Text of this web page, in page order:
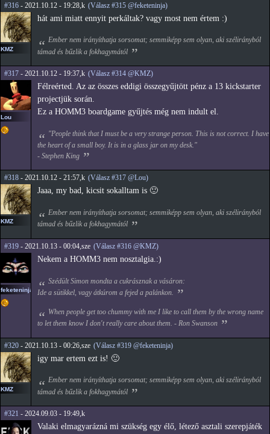
#316 - 2021.10.12 - 19:28,k (Válasz #315 @feketeninja)
KMZ
hát ami miatt ennyit perkáltak? vagy most nem értem :)
Ember nem irányíthatja sorsomat; semmiképp sem olyan, aki szélirányból
támad és bűzlik a fokhagymától
#317 - 2021.10.12 - 19:37,k (Válasz #314 @KMZ)
Lou
Félreérted. Az az összes eddigi összegyűjtött pénz a 13 kickstarter
projectjük során.
Ez a HOMM3 boardgame gyűjtés még nem indult el.
"People think that I must be a very strange person. This is not correct. I have
the heart of a small boy. It is in a glass jar on my desk."
- Stephen King
#318 - 2021.10.12 - 21:57,k (Válasz #317 @Lou)
KMZ
Jaaa, my bad, kicsit sokalltam is 🙂
Ember nem irányíthatja sorsomat; semmiképp sem olyan, aki szélirányból
támad és bűzlik a fokhagymától
#319 - 2021.10.13 - 00:04,sze (Válasz #316 @KMZ)
feketeninja
Nekem a HOMM3 nem nosztalgia.:)
Szédült Simon mondta a cukrásznak a vásáron:
Ide a sütikkel, vagy átkúrom a fejed a palánkon.
When people get too chummy with me I like to call them by the wrong name
to let them know I don't really care about them. - Ron Swanson
#320 - 2021.10.13 - 00:26,sze (Válasz #319 @feketeninja)
KMZ
igy mar ertem ezt is! 🙂
Ember nem irányíthatja sorsomat; semmiképp sem olyan, aki szélirányból
támad és bűzlik a fokhagymától
#321 - 2024.09.03 - 19:49,k
Valaki elmagyarázná mi szükség egy élő, létező asztali szerepjáték